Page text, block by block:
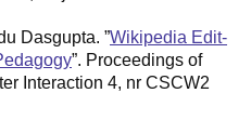
Dasgupta. ”Wikipedia Edit-
”. Proceedings of
Interaction 4, nr CSCW2